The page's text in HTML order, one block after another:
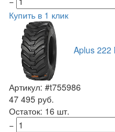
Купить в 1 клик
Aplus 222
Артикул: #t755986
47 495 руб.
Остаток: 16 шт.
−